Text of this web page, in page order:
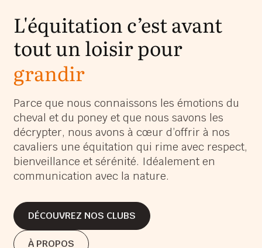
L'équitation c’est avant
tout un loisir pour
grandir
s’épanouir
s’amuser
grandir
Parce que nous connaissons les émotions du
cheval et du poney et que nous savons les
décrypter, nous avons à cœur d’offrir à nos
cavaliers une équitation qui rime avec respect,
bienveillance et sérénité. Idéalement en
communication avec la nature.
DÉCOUVREZ NOS CLUBS
DÉCOUVREZ NOS CLUBS
À PROPOS